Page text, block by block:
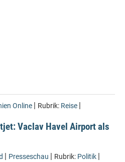
Online | Rubrik: Reise |
Vaclav Havel Airport als
| Presseschau | Rubrik: Politik |